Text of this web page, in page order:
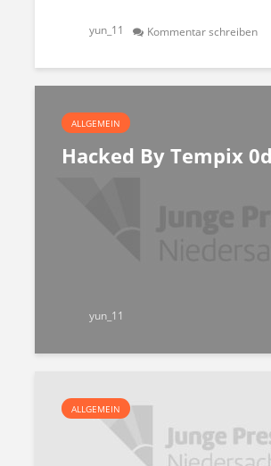
yun_11 Kommentar schreiben
ALLGEMEIN
Hacked By Tempix
yun_11
ALLGEMEIN